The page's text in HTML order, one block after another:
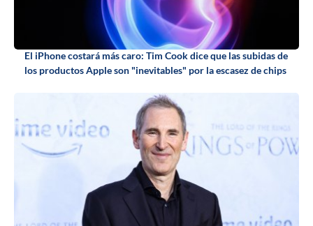
El iPhone costará más caro: Tim Cook dice que las subidas de
los productos Apple son "inevitables" por la escasez de chips